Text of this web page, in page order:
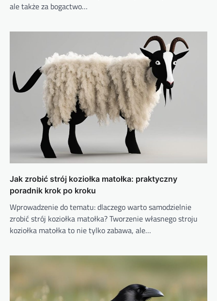
ale także za bogactwo…
Jak zrobić strój koziołka matołka: praktyczny
poradnik krok po kroku
Wprowadzenie do tematu: dlaczego warto samodzielnie
zrobić strój koziołka matołka? Tworzenie własnego stroju
koziołka matołka to nie tylko zabawa, ale…